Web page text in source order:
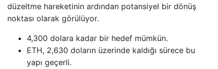
düzeltme hareketinin ardından potansiyel bir dönüş
noktası olarak görülüyor.
4,300 dolara kadar bir hedef mümkün.
ETH, 2,630 doların üzerinde kaldığı sürece bu
yapı geçerli.